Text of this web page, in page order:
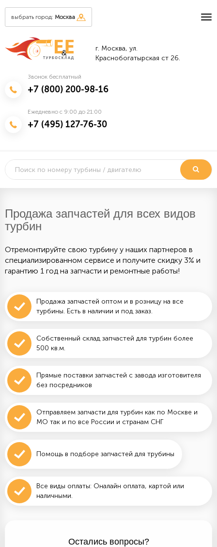
выбрать город: Москва
&
г. Москва, ул.
Краснобогатырская ст 26.
Звонок бесплатный
+7 (800) 200-98-16
Ежедневно с 9:00 до 21:00
+7 (495) 127-76-30
Продажа запчастей для всех видов
турбин
Отремонтируйте свою турбину у наших партнеров в
специализированном сервисе и получите скидку 3% и
гарантию 1 год на запчасти и ремонтные работы!
Продажа запчастей оптом и в розницу на все
турбины. Есть в наличии и под заказ.
Собственный склад запчастей для турбин более
500 кв.м.
Прямые поставки запчастей с завода изготовителя
без посредников
Отправляем запчасти для турбин как по Москве и
МО так и по все России и странам СНГ
Помощь в подборе запчастей для трубины
Все виды оплаты: Оналайн оплата, картой или
наличными.
Остались вопросы?